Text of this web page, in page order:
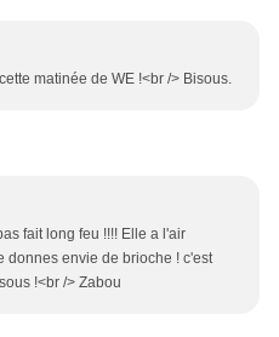
matinée de WE !<br /> Bisous.
fait long feu !!!! Elle a l'air
donnes envie de brioche ! c'est
!<br /> Zabou